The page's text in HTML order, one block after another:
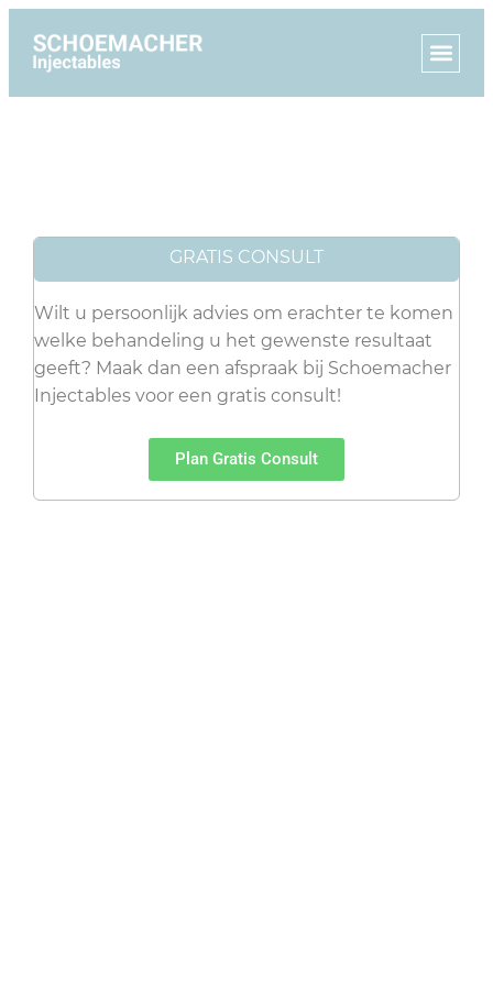
GRATIS CONSULT
Wilt u persoonlijk advies om erachter te komen
welke behandeling u het gewenste resultaat
geeft? Maak dan een afspraak bij Schoemacher
Injectables voor een gratis consult!
Plan Gratis Consult